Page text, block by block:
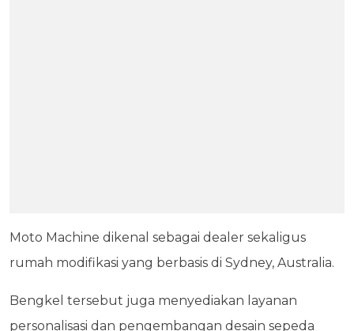
Moto Machine dikenal sebagai dealer sekaligus
rumah modifikasi yang berbasis di Sydney, Australia.
Bengkel tersebut juga menyediakan layanan
personalisasi dan pengembangan desain sepeda